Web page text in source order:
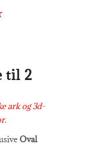
til 2
ark og 3d-
Oval